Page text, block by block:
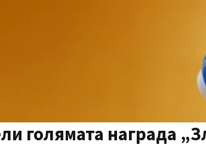
голямата награда